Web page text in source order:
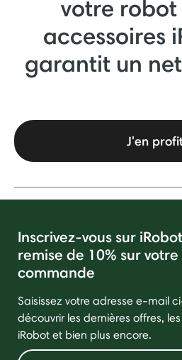
votre robot
accessoires
garantit un
J'en
Inscrivez-vous sur
remise de 10% sur
commande
Saisissez votre adresse e-mail
découvrir les dernières offres,
iRobot et bien plus encore.